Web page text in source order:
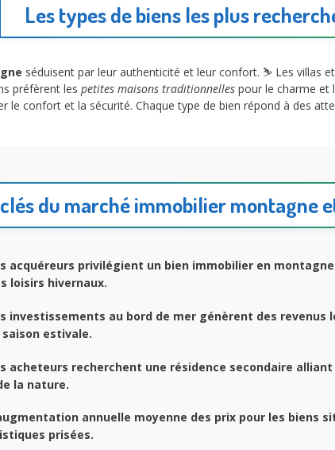
Les types de biens les plus
séduisent par leur authenticité et leur confort. ⛷️ Les villas
préfèrent les petites maisons traditionnelles pour le charme et
le confort et la sécurité. Chaque type de bien répond à des
du marché immobilier montagne
acquéreurs privilégient un bien immobilier en
loisirs hivernaux.
investissements au bord de mer génèrent des
estivale.
acheteurs recherchent une résidence secondaire
la nature.
annuelle moyenne des prix pour les biens
prisées.